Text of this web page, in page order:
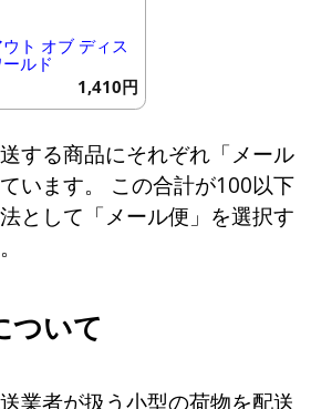
ウト オブ ディス
ールド
1,410円
する商品にそれぞれ「メール
います。 この合計が100以下
として「メール便」を選択す
ついて
業者が扱う小型の荷物を配送